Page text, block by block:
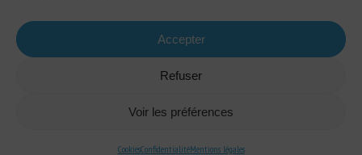
Accepter
Refuser
Voir les préférences
CookiesConfidentialitéMentions légales
Mentions Légales-Confidentialité-Cookies